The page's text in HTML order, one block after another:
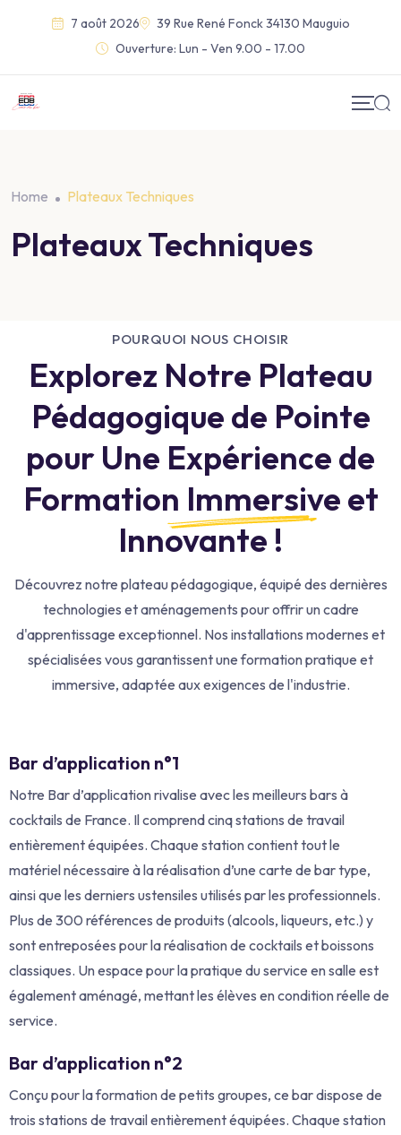
7 août 2026
39 Rue René Fonck 34130 Mauguio
Ouverture: Lun - Ven 9.00 - 17.00
Home Plateaux Techniques
Plateaux Techniques
POURQUOI NOUS CHOISIR
Explorez Notre Plateau
Pédagogique de Pointe
pour Une Expérience de
Formation Immersive et
Innovante !
Découvrez notre plateau pédagogique, équipé des dernières
technologies et aménagements pour offrir un cadre
d'apprentissage exceptionnel. Nos installations modernes et
spécialisées vous garantissent une formation pratique et
immersive, adaptée aux exigences de l'industrie.
Bar d’application n°1
Notre Bar d’application rivalise avec les meilleurs bars à
cocktails de France. Il comprend cinq stations de travail
entièrement équipées. Chaque station contient tout le
matériel nécessaire à la réalisation d’une carte de bar type,
ainsi que les derniers ustensiles utilisés par les professionnels.
Plus de 300 références de produits (alcools, liqueurs, etc.) y
sont entreposées pour la réalisation de cocktails et boissons
classiques. Un espace pour la pratique du service en salle est
également aménagé, mettant les élèves en condition réelle de
service.
Bar d’application n°2
Conçu pour la formation de petits groupes, ce bar dispose de
trois stations de travail entièrement équipées. Chaque station